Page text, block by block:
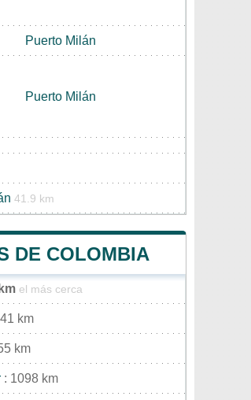
Puerto Milán
Puerto Milán
41.9 km
DE COLOMBIA
el más cerca
km
km
: 1098 km